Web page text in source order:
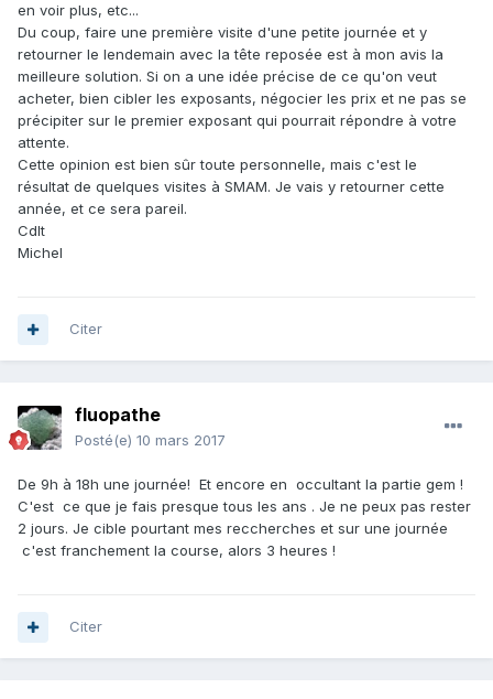
en voir plus, etc...
Du coup, faire une première visite d'une petite journée et y
retourner le lendemain avec la tête reposée est à mon avis la
meilleure solution. Si on a une idée précise de ce qu'on veut
acheter, bien cibler les exposants, négocier les prix et ne pas se
précipiter sur le premier exposant qui pourrait répondre à votre
attente.
Cette opinion est bien sûr toute personnelle, mais c'est le
résultat de quelques visites à SMAM. Je vais y retourner cette
année, et ce sera pareil.
Cdlt
Michel
Citer
fluopathe
Posté(e) 10 mars 2017
De 9h à 18h une journée! Et encore en occultant la partie gem !
C'est ce que je fais presque tous les ans . Je ne peux pas rester
2 jours. Je cible pourtant mes reccherches et sur une journée
c'est franchement la course, alors 3 heures !
Citer